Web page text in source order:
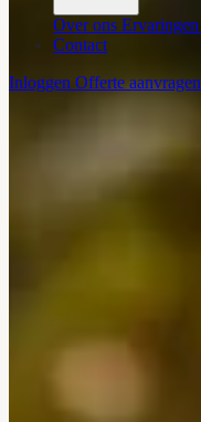
Over ons Ervaringen
Contact
Inloggen Offerte aanvragen